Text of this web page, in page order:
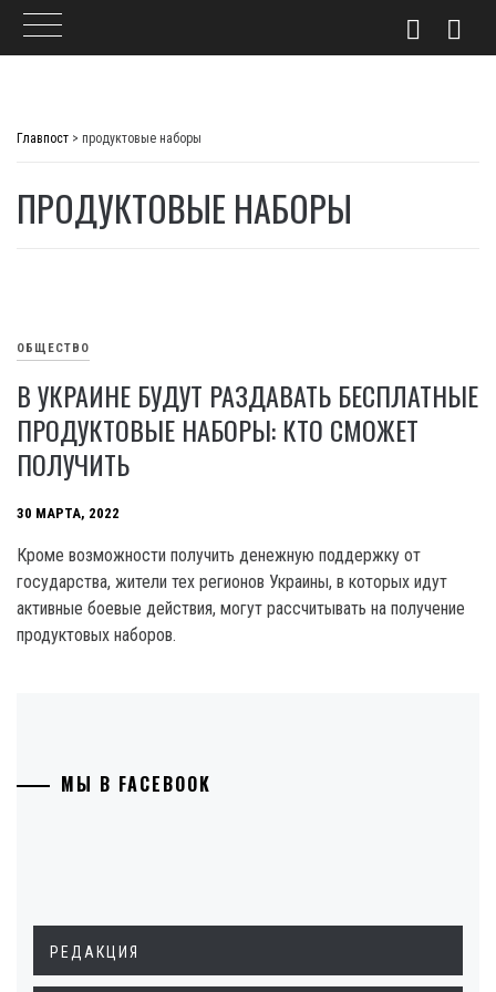
Главпост > продуктовые наборы
ПРОДУКТОВЫЕ НАБОРЫ
ОБЩЕСТВО
В УКРАИНЕ БУДУТ РАЗДАВАТЬ БЕСПЛАТНЫЕ
ПРОДУКТОВЫЕ НАБОРЫ: КТО СМОЖЕТ
ПОЛУЧИТЬ
30 МАРТА, 2022
Кроме возможности получить денежную поддержку от
государства, жители тех регионов Украины, в которых идут
активные боевые действия, могут рассчитывать на получение
продуктовых наборов.
МЫ В FACEBOOK
РЕДАКЦИЯ